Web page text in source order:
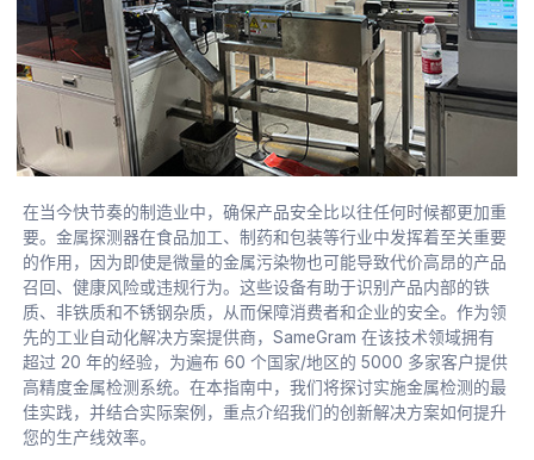
在当今快节奏的制造业中，确保产品安全比以往任何时候都更加重
要。金属探测器在食品加工、制药和包装等行业中发挥着至关重要
的作用，因为即使是微量的金属污染物也可能导致代价高昂的产品
召回、健康风险或违规行为。这些设备有助于识别产品内部的铁
质、非铁质和不锈钢杂质，从而保障消费者和企业的安全。作为领
先的工业自动化解决方案提供商，SameGram 在该技术领域拥有
超过 20 年的经验，为遍布 60 个国家/地区的 5000 多家客户提供
高精度金属检测系统。在本指南中，我们将探讨实施金属检测的最
佳实践，并结合实际案例，重点介绍我们的创新解决方案如何提升
您的生产线效率。